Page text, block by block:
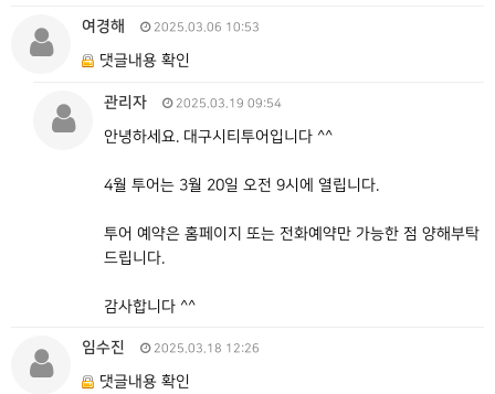
여경해 2025.03.06 10:53
댓글내용 확인
관리자 2025.03.19 09:54
안녕하세요. 대구시티투어입니다 ^^
4월 투어는 3월 20일 오전 9시에 열립니다.
투어 예약은 홈페이지 또는 전화예약만 가능한 점 양해부탁
드립니다.
감사합니다 ^^
임수진 2025.03.18 12:26
댓글내용 확인